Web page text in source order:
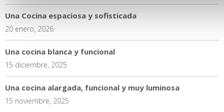
Una Cocina espaciosa y sofisticada
20 enero, 2026
Una cocina blanca y funcional
15 diciembre, 2025
Una cocina alargada, funcional y muy luminosa
15 noviembre, 2025